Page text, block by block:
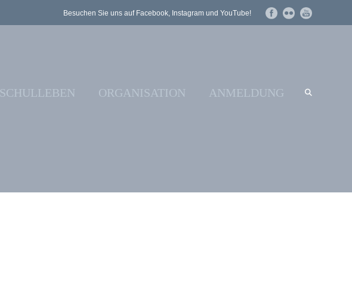
Besuchen Sie uns auf Facebook, Instagram und YouTube!
SCHULLEBEN ORGANISATION ANMELDUNG